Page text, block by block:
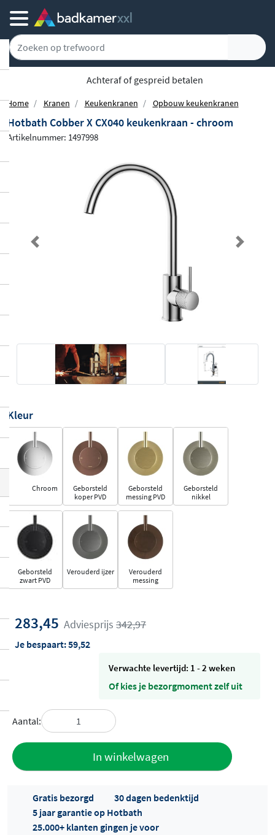
Achteraf of gespreid betalen
Home Kranen Keukenkranen Opbouw keukenkranen
Hotbath Cobber X CX040 keukenkraan - chroom
Artikelnummer: 1497998
Previous Next
Kleur
Chroom
Geborsteld
koper PVD
Geborsteld
messing PVD
Geborsteld
nikkel
Geborsteld
zwart PVD
Verouderd ijzer
Verouderd
messing
283,45 Adviesprijs 342,97
Je bespaart:59,52
Verwachte levertijd: 1 - 2 weken
Of kies je bezorgmoment zelf uit
Aantal:
In winkelwagen
Gratis bezorgd
30 dagen bedenktijd
5 jaar garantie op Hotbath
25.000+ klanten gingen je voor